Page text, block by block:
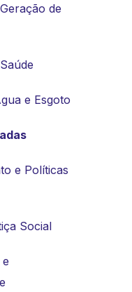
de
e Esgoto
e Políticas
Social